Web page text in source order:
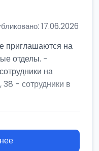
17.06.2026
приглашаются на
отделы. -
на
38 - сотрудники в